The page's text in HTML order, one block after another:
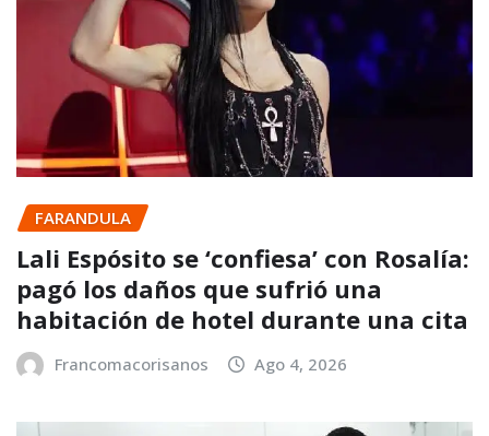
FARANDULA
Lali Espósito se ‘confiesa’ con Rosalía:
pagó los daños que sufrió una
habitación de hotel durante una cita
Francomacorisanos Ago 4, 2026